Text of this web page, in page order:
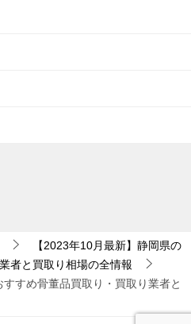
【2023年10月最新】静岡県の
者と買取り相場の全情報
すすめ骨董品買取り・買取り業者と